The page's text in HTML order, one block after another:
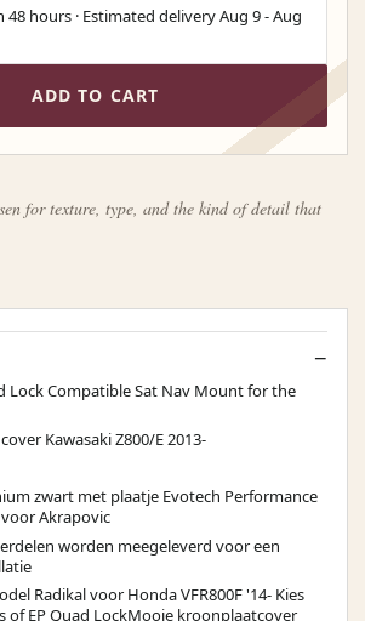
48 hours · Estimated deliveryAug 9-Aug
ADD TO CART
for texture, type, and the kind of detail that
Lock Compatible Sat Nav Mount for the
Kawasaki Z800/E 2013-
zwart met plaatje Evotech Performance
voor Akrapovic
worden meegeleverd voor een
Radikal voor Honda VFR800F '14- Kies
of EP Quad LockMooie kroonplaatcover